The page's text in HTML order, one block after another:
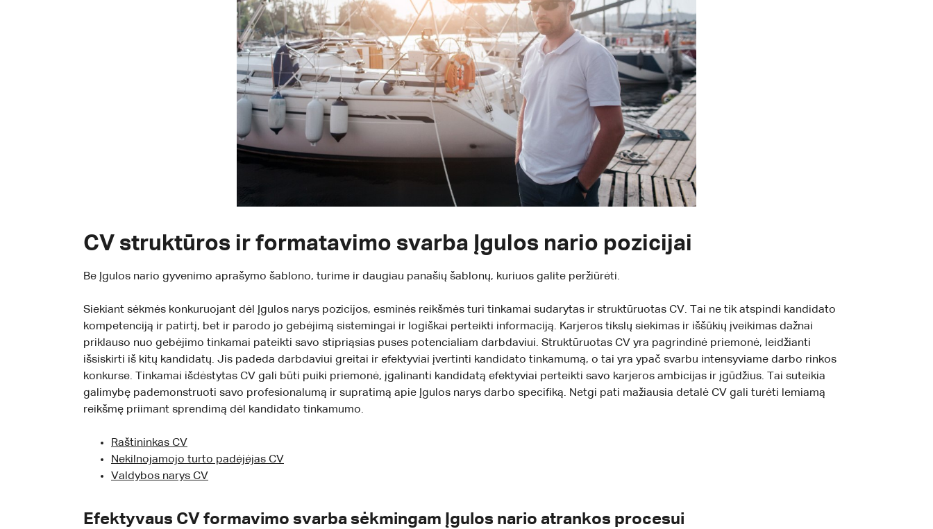
CV struktūros ir formatavimo svarba Įgulos nario pozicijai
Be Įgulos nario gyvenimo aprašymo šablono, turime ir daugiau panašių šablonų, kuriuos galite peržiūrėti.
Siekiant sėkmės konkuruojant dėl Įgulos narys pozicijos, esminės reikšmės turi tinkamai sudarytas ir struktūruotas CV. Tai ne tik atspindi kandidato
kompetenciją ir patirtį, bet ir parodo jo gebėjimą sistemingai ir logiškai perteikti informaciją. Karjeros tikslų siekimas ir iššūkių įveikimas dažnai
priklauso nuo gebėjimo tinkamai pateikti savo stipriąsias puses potencialiam darbdaviui. Struktūruotas CV yra pagrindinė priemonė, leidžianti
išsiskirti iš kitų kandidatų. Jis padeda darbdaviui greitai ir efektyviai įvertinti kandidato tinkamumą, o tai yra ypač svarbu intensyviame darbo rinkos
konkurse. Tinkamai išdėstytas CV gali būti puiki priemonė, įgalinanti kandidatą efektyviai perteikti savo karjeros ambicijas ir įgūdžius. Tai suteikia
galimybę pademonstruoti savo profesionalumą ir supratimą apie Įgulos narys darbo specifiką. Netgi pati mažiausia detalė CV gali turėti lemiamą
reikšmę priimant sprendimą dėl kandidato tinkamumo.
Raštininkas CV
Nekilnojamojo turto padėjėjas CV
Valdybos narys CV
Efektyvaus CV formavimo svarba sėkmingam Įgulos nario atrankos procesui